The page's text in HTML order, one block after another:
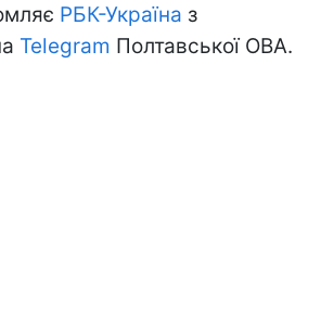
РБК-Україна з
Telegram Полтавської ОВА.